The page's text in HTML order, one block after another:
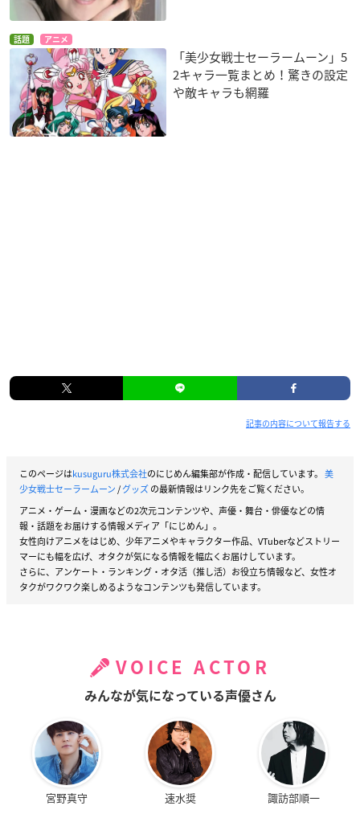
話題 アニメ
「美少女戦士セーラームーン」5
2キャラ一覧まとめ！驚きの設定
や敵キャラも網羅
記事の内容について報告する
このページはkusuguru株式会社のにじめん編集部が作成・配信しています。 美
少女戦士セーラームーン/グッズの最新情報はリンク先をご覧ください。
アニメ・ゲーム・漫画などの2次元コンテンツや、声優・舞台・俳優などの情
報・話題をお届けする情報メディア「にじめん」。
女性向けアニメをはじめ、少年アニメやキャラクター作品、VTuberなどストリー
マーにも幅を広げ、オタクが気になる情報を幅広くお届けしています。
さらに、アンケート・ランキング・オタ活（推し活）お役立ち情報など、女性オ
タクがワクワク楽しめるようなコンテンツも発信しています。
VOICE ACTOR
みんなが気になっている声優さん
宮野真守 速水奨 諏訪部順一